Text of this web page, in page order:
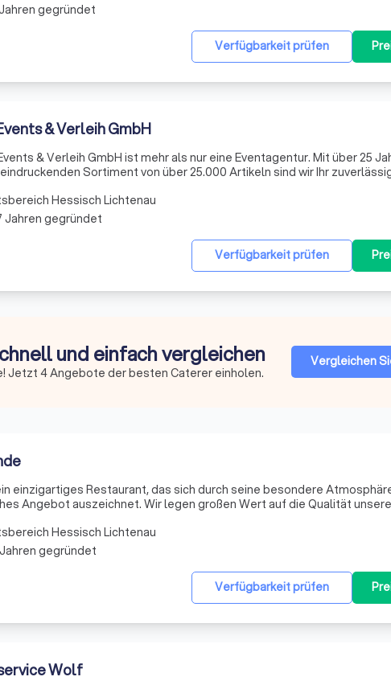
Verfügbarkeit prüfen
gegründet
& Verleih GmbH
& Verleih GmbH ist mehr als nur eine Eventagentur. Mit über 25
Sortiment von über 25.000 Artikeln sind wir Ihr
Verfügbarkeit prüfen
Hessisch Lichtenau
Jahren gegründet
und einfach vergleichen
Jetzt 4 Angebote der besten Caterer einholen.
Vergleichen
einzigartiges Restaurant, das sich durch seine besondere
Angebot auszeichnet. Wir legen großen Wert auf die Qualität
Verfügbarkeit prüfen
Hessisch Lichtenau
gegründet
Wolf